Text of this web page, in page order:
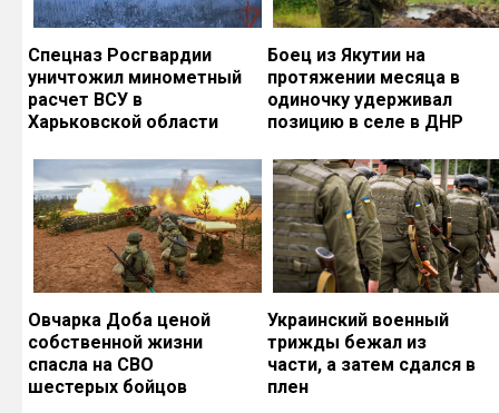
Спецназ Росгвардии
уничтожил минометный
расчет ВСУ в
Харьковской области
Боец из Якутии на
протяжении месяца в
одиночку удерживал
позицию в селе в ДНР
Овчарка Доба ценой
собственной жизни
спасла на СВО
шестерых бойцов
Украинский военный
трижды бежал из
части, а затем сдался в
плен